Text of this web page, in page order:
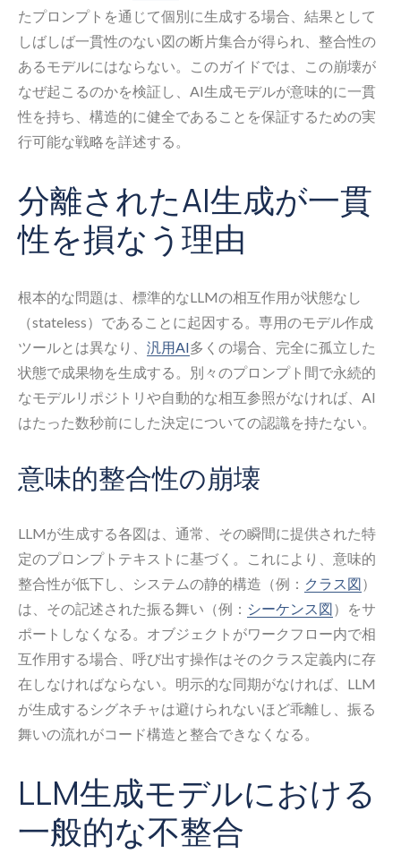
たプロンプトを通じて個別に生成する場合、結果として
しばしば一貫性のない図の断片集合が得られ、整合性の
あるモデルにはならない。このガイドでは、この崩壊が
なぜ起こるのかを検証し、AI生成モデルが意味的に一貫
性を持ち、構造的に健全であることを保証するための実
行可能な戦略を詳述する。
分離されたAI生成が一貫
性を損なう理由
根本的な問題は、標準的なLLMの相互作用が状態なし
（stateless）であることに起因する。専用のモデル作成
ツールとは異なり、 汎用AI多くの場合、完全に孤立した
状態で成果物を生成する。別々のプロンプト間で永続的
なモデルリポジトリや自動的な相互参照がなければ、AI
はたった数秒前にした決定についての認識を持たない。
意味的整合性の崩壊
LLMが生成する各図は、通常、その瞬間に提供された特
定のプロンプトテキストに基づく。これにより、意味的
整合性が低下し、システムの静的構造（例： クラス図）
は、その記述された振る舞い（例： シーケンス図）をサ
ポートしなくなる。オブジェクトがワークフロー内で相
互作用する場合、呼び出す操作はそのクラス定義内に存
在しなければならない。明示的な同期がなければ、LLM
が生成するシグネチャは避けられないほど乖離し、振る
舞いの流れがコード構造と整合できなくなる。
LLM生成モデルにおける
一般的な不整合